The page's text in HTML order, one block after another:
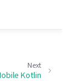
Next
Kotlin